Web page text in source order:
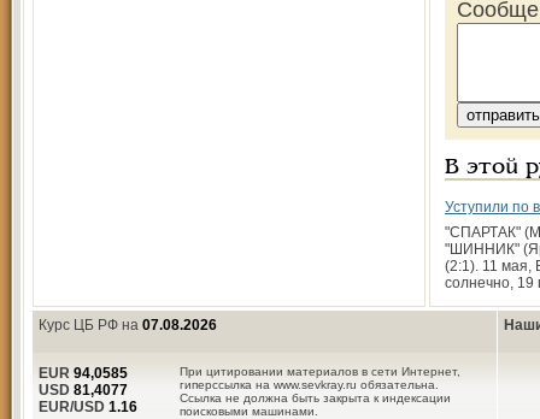
В этой
Уступили по
"СПАРТАК"
"ШИННИК"
(2:1). 11 мая,
солнечно, 19
Курс ЦБ РФ на 07.08.2026
При цитировании материалов в сети Интернет,
гиперссылка на www.sevkray.ru обязательна.
Ссылка не должна быть закрыта к индексации
поисковыми машинами.
EUR 94,0585
USD 81,4077
EUR/USD 1.16